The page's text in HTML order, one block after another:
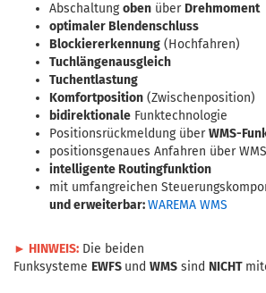
Abschaltungoben über Drehmoment
optimaler Blendenschluss
Blockiererkennung (Hochfahren)
Tuchlängenausgleich
Tuchentlastung
Komfortposition (Zwischenposition)
bidirektionale Funktechnologie
Positionsrückmeldung überWMS-
positionsgenaues Anfahren über
intelligente Routingfunktion
mit umfangreichen
und erweiterbar:WAREMA WMS
► HINWEIS: Die beiden
Funksysteme EWFS und WMS sind NICHT